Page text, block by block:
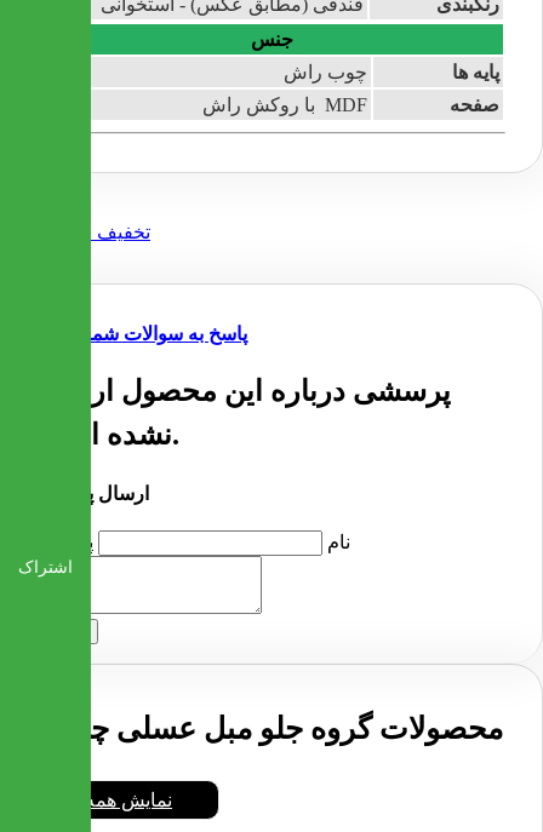
جنس
پایه ها
چوب راش
صفحه
MDF با روکش راش
پاسخ به سوالات شما
پرسشی درباره این محصول ارسال
نشده است.
ارسال پرسش
نام پرسش
محصولات گروه جلو مبل عسلی چوبی
نمایش همه
اشتراک